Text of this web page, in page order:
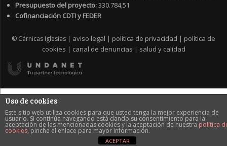
Presupuesto del proyecto:330.784,51
Cofinanciación CDTI y FEDER
© Cárnicas Iglesias | aviso legal | política de privacidad | política de
cookies | canal de denuncias | salud y calidad
Uso de cookies
Este sitio web utiliza cookies para que usted tenga la mejor experiencia de
usuario. Si continúa navegando está dando su consentimiento para la
aceptación de las mencionadas cookies y la aceptación de nuestra política
cookies, pinche el enlace para mayor información.
ACEPTAR